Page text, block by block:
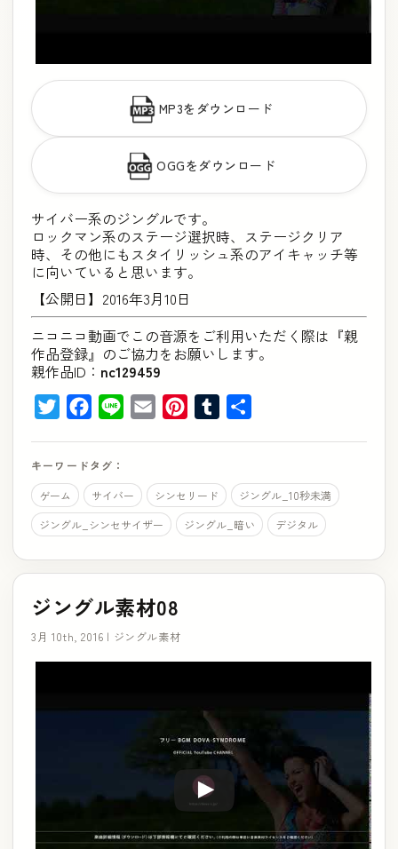
MP3をダウンロード
OGGをダウンロード
サイバー系のジングルです。
ロックマン系のステージ選択時、ステージクリア
時、その他にもスタイリッシュ系のアイキャッチ等
に向いていると思います。
【公開日】2016年3月10日
ニコニコ動画でこの音源をご利用いただく際は『親
作品登録』のご協力をお願いします。
親作品ID： nc129459
TwitterFacebook
Line Email Pinterest
Tumblr
キーワードタグ：
ゲーム
サイバー シンセリード
ジングル_10秒未満
ジングル_シンセサイザー
ジングル_暗い デジタル
ジングル素材08
3月 10th, 2016 | ジングル素材